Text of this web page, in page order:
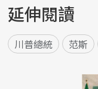
延伸閱讀
川普總統 范斯